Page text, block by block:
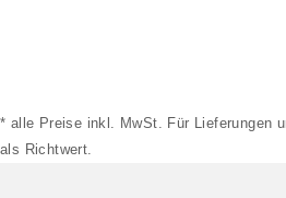
* alle Preise inkl. MwSt. Für Lieferungen
als Richtwert.